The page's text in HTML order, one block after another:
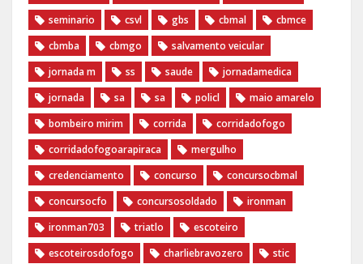
seminario
csvl gbs cbmal
cbmce
cbmba
cbmgo
salvamento veicular
jornada m
ss saude
jornadamedica
jornada
sa sa policl
maio amarelo
bombeiro mirim
corrida
corridadofogo
corridadofogoarapiraca
mergulho
credenciamento
concurso
concursocbmal
concursocfo
concursosoldado
ironman
ironman703
triatlo
escoteiro
escoteirosdofogo
charliebravozero
stic